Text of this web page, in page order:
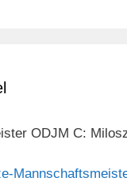
ODJM C: